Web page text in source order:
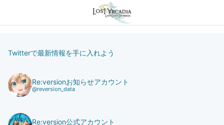
Twitterで最新情報を手に入れよう
Re:versionお知らせアカウント
@reversion_data
Re:version公式アカウント